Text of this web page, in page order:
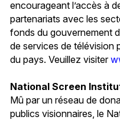
encourageant l’accès à
partenariats avec les
fonds du gouvernement
de services de télévision
du pays. Veuillez visiter
National Screen
Mû par un réseau de
publics visionnaires, le